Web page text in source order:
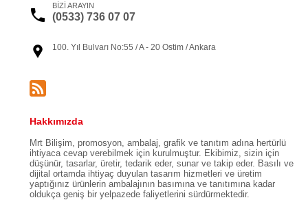
BİZİ ARAYIN
(0533) 736 07 07
100. Yıl Bulvarı No:55 / A - 20 Ostim / Ankara
Hakkımızda
Mrt Bilişim, promosyon, ambalaj, grafik ve tanıtım adına hertürlü
ihtiyaca cevap verebilmek için kurulmuştur. Ekibimiz, sizin için
düşünür, tasarlar, üretir, tedarik eder, sunar ve takip eder. Basılı ve
dijital ortamda ihtiyaç duyulan tasarım hizmetleri ve üretim
yaptığınız ürünlerin ambalajının basımına ve tanıtımına kadar
oldukça geniş bir yelpazede faliyetlerini sürdürmektedir.